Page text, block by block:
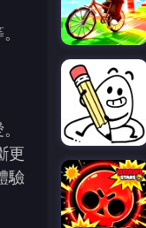
更
驗